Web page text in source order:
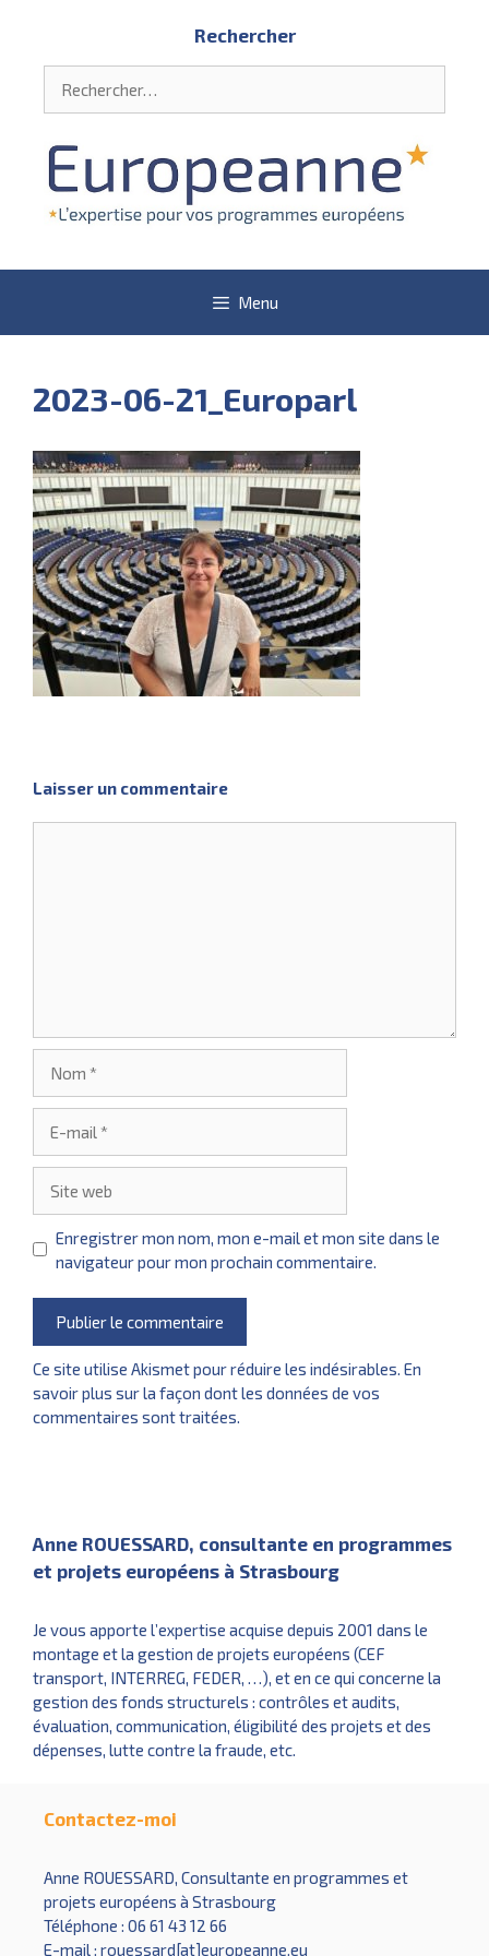
Rechercher
Menu
2023-06-21_Europarl
Laisser un commentaire
mail
web
Enregistrer mon nom, mon e-mail et mon site dans le
navigateur pour mon prochain commentaire.
Ce site utilise Akismet pour réduire les indésirables. En
savoir plus sur la façon dont les données de vos
commentaires sont traitées.
Anne ROUESSARD, consultante en programmes
et projets européens à Strasbourg
Je vous apporte l’expertise acquise depuis 2001 dans le
montage et la gestion de projets européens (CEF
transport, INTERREG, FEDER, …), et en ce qui concerne la
gestion des fonds structurels : contrôles et audits,
évaluation, communication, éligibilité des projets et des
dépenses, lutte contre la fraude, etc.
Contactez-moi
Anne ROUESSARD, Consultante en programmes et
projets européens à Strasbourg
Téléphone : 06 61 43 12 66
E-mail : rouessard[at]europeanne.eu